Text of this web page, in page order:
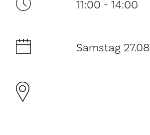
11:00 - 14:00
Samstag 27.08